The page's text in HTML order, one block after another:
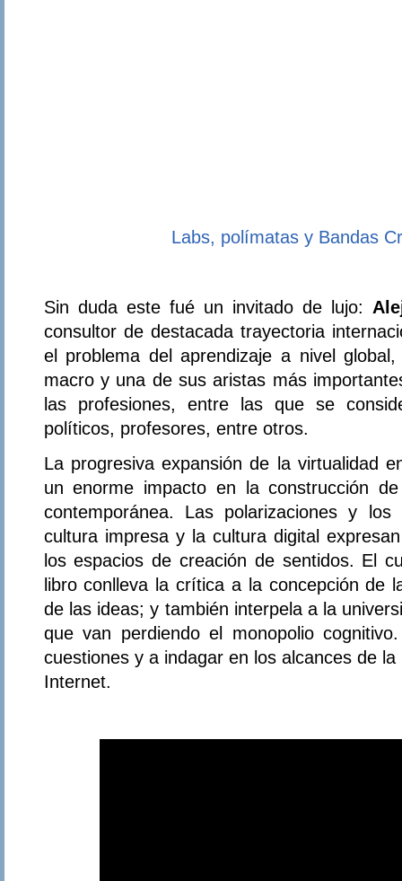
Labs, polímatas y Bandas
Sin duda este fué un invitado de lujo:
consultor de destacada trayectoria
el problema del aprendizaje a nivel
macro y una de sus aristas más
las profesiones, entre las que se
políticos, profesores, entre otros.
La progresiva expansión de la virtualidad
un enorme impacto en la construcción
contemporánea. Las polarizaciones y
cultura impresa y la cultura digital
los espacios de creación de sentidos. El
libro conlleva la crítica a la concepción de
de las ideas; y también interpela a la
que van perdiendo el monopolio
cuestiones y a indagar en los alcances de
Internet.